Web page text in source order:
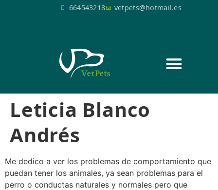
664543218 vetpets@hotmail.es
Leticia Blanco
Andrés
Me dedico a ver los problemas de comportamiento que
puedan tener los animales, ya sean problemas para el
perro o conductas naturales y normales pero que